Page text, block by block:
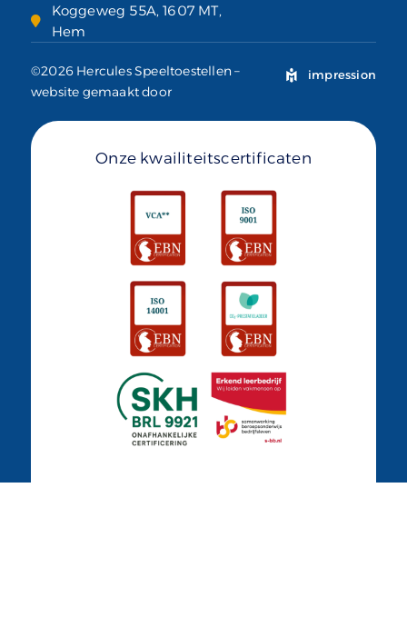
Koggeweg 55A, 1607 MT,
Hem
©2026 Hercules Speeltoestellen –
website gemaakt door
impression
Onze kwailiteitscertificaten